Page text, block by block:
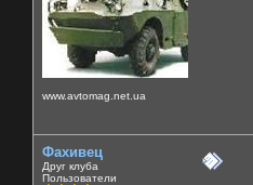
www.avtomag.net.ua
Фахивец
Друг клуба
Пользователи